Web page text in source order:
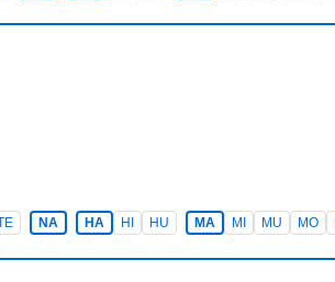
NA HA HI HU MA MI MU MO